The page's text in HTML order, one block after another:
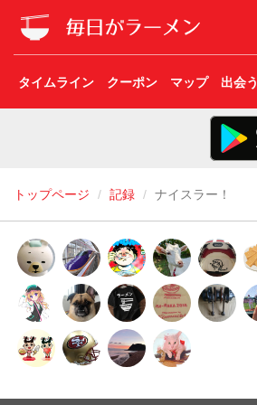
タイムライン クーポン マップ 出会う
トップページ 記録 ナイスラー！